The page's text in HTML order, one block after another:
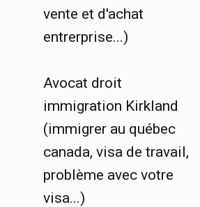
vente et d'achat
entrerprise...)
Avocat droit
immigration Kirkland
(immigrer au québec
canada, visa de travail,
problème avec votre
visa...)